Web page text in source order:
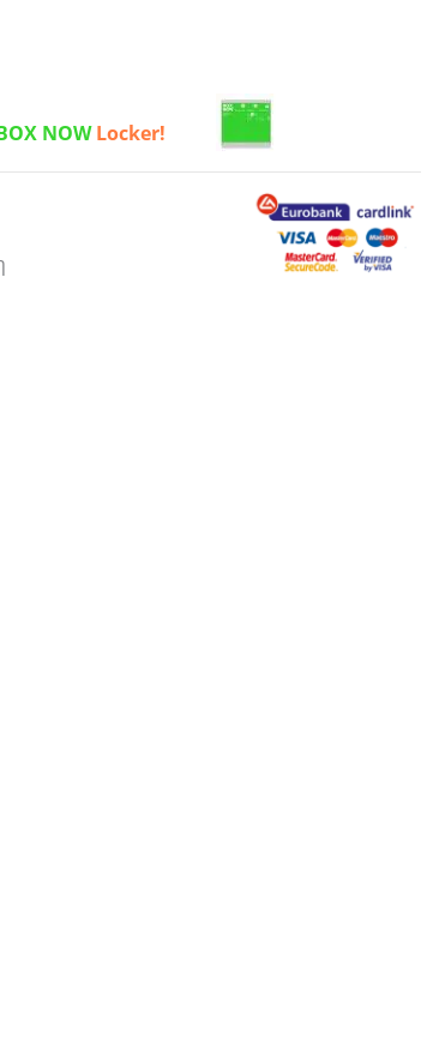
NOWLocker!